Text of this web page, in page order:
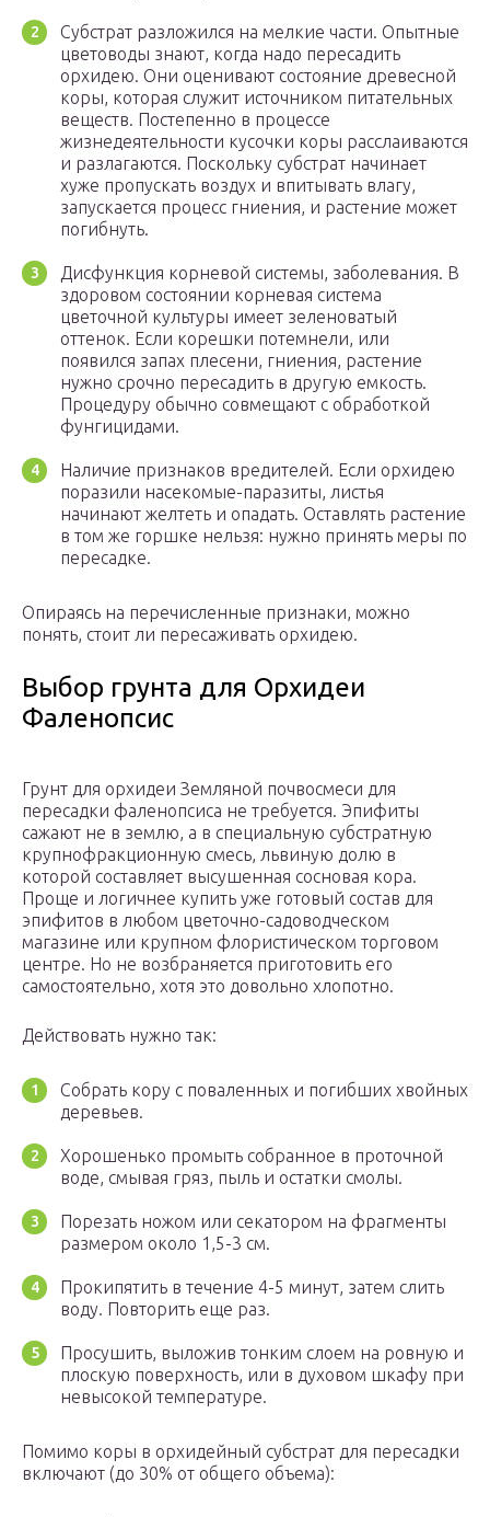
Субстрат разложился на мелкие части. Опытные
цветоводы знают, когда надо пересадить
орхидею. Они оценивают состояние древесной
коры, которая служит источником питательных
веществ. Постепенно в процессе
жизнедеятельности кусочки коры расслаиваются
и разлагаются. Поскольку субстрат начинает
хуже пропускать воздух и впитывать влагу,
запускается процесс гниения, и растение может
погибнуть.
Дисфункция корневой системы, заболевания. В
здоровом состоянии корневая система
цветочной культуры имеет зеленоватый
оттенок. Если корешки потемнели, или
появился запах плесени, гниения, растение
нужно срочно пересадить в другую емкость.
Процедуру обычно совмещают с обработкой
фунгицидами.
Наличие признаков вредителей. Если орхидею
поразили насекомые-паразиты, листья
начинают желтеть и опадать. Оставлять растение
в том же горшке нельзя: нужно принять меры по
пересадке.
Опираясь на перечисленные признаки, можно
понять, стоит ли пересаживать орхидею.
Выбор грунта для Орхидеи
Фаленопсис
Грунт для орхидеи Земляной почвосмеси для
пересадки фаленопсиса не требуется. Эпифиты
сажают не в землю, а в специальную субстратную
крупнофракционную смесь, львиную долю в
которой составляет высушенная сосновая кора.
Проще и логичнее купить уже готовый состав для
эпифитов в любом цветочно-садоводческом
магазине или крупном флористическом торговом
центре. Но не возбраняется приготовить его
самостоятельно, хотя это довольно хлопотно.
Действовать нужно так:
Собрать кору с поваленных и погибших хвойных
деревьев.
Хорошенько промыть собранное в проточной
воде, смывая гряз, пыль и остатки смолы.
Порезать ножом или секатором на фрагменты
размером около 1,5-3 см.
Прокипятить в течение 4-5 минут, затем слить
воду. Повторить еще раз.
Просушить, выложив тонким слоем на ровную и
плоскую поверхность, или в духовом шкафу при
невысокой температуре.
Помимо коры в орхидейный субстрат для пересадки
включают (до 30% от общего объема):